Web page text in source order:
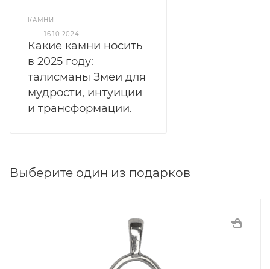
КАМНИ
—
16.10.2024
Какие камни носить
в 2025 году:
талисманы Змеи для
мудрости, интуиции
и трансформации.
Выберите один из подарков